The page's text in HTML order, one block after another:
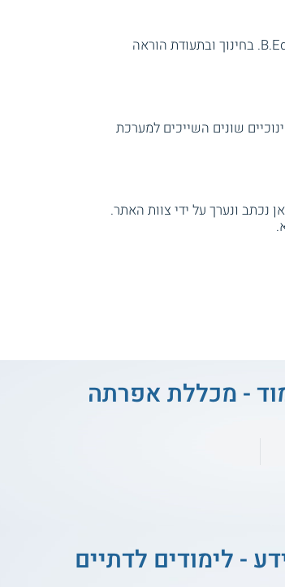
סטודנטים העומדים בכל המטלות ובדרישות המסלול זכאים לתואר ראשון B.Ed. בחינוך ובתעודת הוראה
שונים השייכים למערכת
ונערך על ידי צוות האתר.
- מכללת אפרתה
- לימודים לדתיים